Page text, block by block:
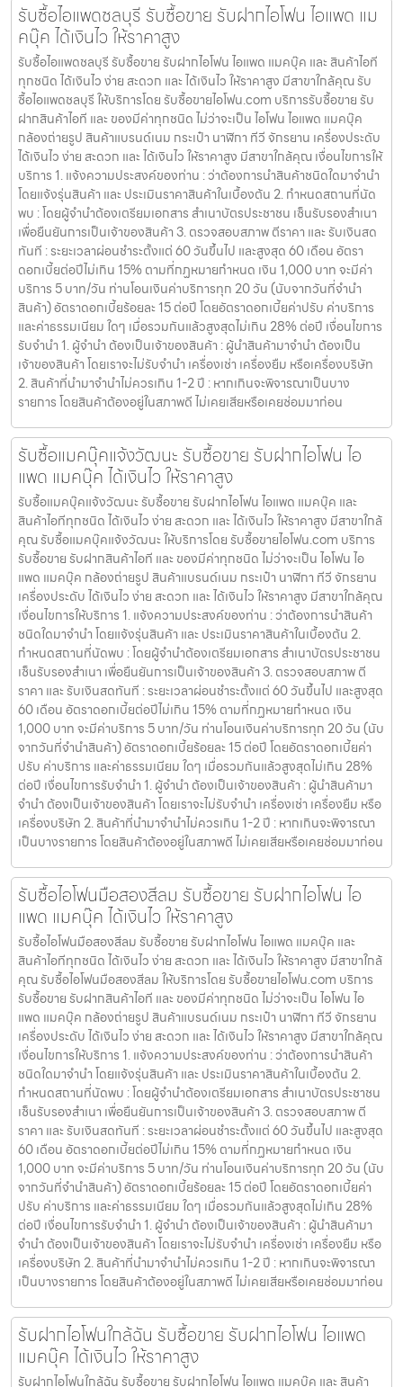
รับซื้อไอแพดชลบุรี รับซื้อขาย รับฝากไอโฟน ไอแพด แม
คบุ๊ค ได้เงินไว ให้ราคาสูง
รับซื้อไอแพดชลบุรี รับซื้อขาย รับฝากไอโฟน ไอแพด แมคบุ๊ค และ สินค้าไอที
ทุกชนิด ได้เงินไว ง่าย สะดวก และ ได้เงินไว ให้ราคาสูง มีสาขาใกล้คุณ รับ
ซื้อไอแพดชลบุรี ให้บริการโดย รับซื้อขายไอโฟน.com บริการรับซื้อขาย รับ
ฝากสินค้าไอที และ ของมีค่าทุกชนิด ไม่ว่าจะเป็น ไอโฟน ไอแพด แมคบุ๊ค
กล้องถ่ายรูป สินค้าแบรนด์เนม กระเป๋า นาฬิกา ทีวี จักรยาน เครื่องประดับ
ได้เงินไว ง่าย สะดวก และ ได้เงินไว ให้ราคาสูง มีสาขาใกล้คุณ เงื่อนไขการให้
บริการ 1. แจ้งความประสงค์ของท่าน : ว่าต้องการนำสินค้าชนิดใดมาจำนำ
โดยแจ้งรุ่นสินค้า และ ประเมินราคาสินค้าในเบื้องต้น 2. กำหนดสถานที่นัด
พบ : โดยผู้จำนำต้องเตรียมเอกสาร สำเนาบัตรประชาชน เซ็นรับรองสำเนา
เพื่อยืนยันการเป็นเจ้าของสินค้า 3. ตรวจสอบสภาพ ตีราคา และ รับเงินสด
ทันที : ระยะเวลาผ่อนชำระตั้งแต่ 60 วันขึ้นไป และสูงสุด 60 เดือน อัตรา
ดอกเบี้ยต่อปีไม่เกิน 15% ตามที่กฏหมายกำหนด เงิน 1,000 บาท จะมีค่า
บริการ 5 บาท/วัน ท่านโอนเงินค่าบริการทุก 20 วัน (นับจากวันที่จำนำ
สินค้า) อัตราดอกเบี้ยร้อยละ 15 ต่อปี โดยอัตราดอกเบี้ยค่าปรับ ค่าบริการ
และค่าธรรมเนียม ใดๆ เมื่อรวมกันแล้วสูงสุดไม่เกิน 28% ต่อปี เงื่อนไขการ
รับจำนำ 1. ผู้จำนำ ต้องเป็นเจ้าของสินค้า : ผู้นำสินค้ามาจำนำ ต้องเป็น
เจ้าของสินค้า โดยเราจะไม่รับจำนำ เครื่องเช่า เครื่องยืม หรือเครื่องบริษัท
2. สินค้าที่นำมาจำนำไม่ควรเกิน 1-2 ปี : หากเกินจะพิจารณาเป็นบาง
รายการ โดยสินค้าต้องอยู่ในสภาพดี ไม่เคยเสียหรือเคยซ่อมมาก่อน
รับซื้อแมคบุ๊คแจ้งวัฒนะ รับซื้อขาย รับฝากไอโฟน ไอ
แพด แมคบุ๊ค ได้เงินไว ให้ราคาสูง
รับซื้อแมคบุ๊คแจ้งวัฒนะ รับซื้อขาย รับฝากไอโฟน ไอแพด แมคบุ๊ค และ
สินค้าไอทีทุกชนิด ได้เงินไว ง่าย สะดวก และ ได้เงินไว ให้ราคาสูง มีสาขาใกล้
คุณ รับซื้อแมคบุ๊คแจ้งวัฒนะ ให้บริการโดย รับซื้อขายไอโฟน.com บริการ
รับซื้อขาย รับฝากสินค้าไอที และ ของมีค่าทุกชนิด ไม่ว่าจะเป็น ไอโฟน ไอ
แพด แมคบุ๊ค กล้องถ่ายรูป สินค้าแบรนด์เนม กระเป๋า นาฬิกา ทีวี จักรยาน
เครื่องประดับ ได้เงินไว ง่าย สะดวก และ ได้เงินไว ให้ราคาสูง มีสาขาใกล้คุณ
เงื่อนไขการให้บริการ 1. แจ้งความประสงค์ของท่าน : ว่าต้องการนำสินค้า
ชนิดใดมาจำนำ โดยแจ้งรุ่นสินค้า และ ประเมินราคาสินค้าในเบื้องต้น 2.
กำหนดสถานที่นัดพบ : โดยผู้จำนำต้องเตรียมเอกสาร สำเนาบัตรประชาชน
เซ็นรับรองสำเนา เพื่อยืนยันการเป็นเจ้าของสินค้า 3. ตรวจสอบสภาพ ตี
ราคา และ รับเงินสดทันที : ระยะเวลาผ่อนชำระตั้งแต่ 60 วันขึ้นไป และสูงสุด
60 เดือน อัตราดอกเบี้ยต่อปีไม่เกิน 15% ตามที่กฏหมายกำหนด เงิน
1,000 บาท จะมีค่าบริการ 5 บาท/วัน ท่านโอนเงินค่าบริการทุก 20 วัน (นับ
จากวันที่จำนำสินค้า) อัตราดอกเบี้ยร้อยละ 15 ต่อปี โดยอัตราดอกเบี้ยค่า
ปรับ ค่าบริการ และค่าธรรมเนียม ใดๆ เมื่อรวมกันแล้วสูงสุดไม่เกิน 28%
ต่อปี เงื่อนไขการรับจำนำ 1. ผู้จำนำ ต้องเป็นเจ้าของสินค้า : ผู้นำสินค้ามา
จำนำ ต้องเป็นเจ้าของสินค้า โดยเราจะไม่รับจำนำ เครื่องเช่า เครื่องยืม หรือ
เครื่องบริษัท 2. สินค้าที่นำมาจำนำไม่ควรเกิน 1-2 ปี : หากเกินจะพิจารณา
เป็นบางรายการ โดยสินค้าต้องอยู่ในสภาพดี ไม่เคยเสียหรือเคยซ่อมมาก่อน
รับซื้อไอโฟนมือสองสีลม รับซื้อขาย รับฝากไอโฟน ไอ
แพด แมคบุ๊ค ได้เงินไว ให้ราคาสูง
รับซื้อไอโฟนมือสองสีลม รับซื้อขาย รับฝากไอโฟน ไอแพด แมคบุ๊ค และ
สินค้าไอทีทุกชนิด ได้เงินไว ง่าย สะดวก และ ได้เงินไว ให้ราคาสูง มีสาขาใกล้
คุณ รับซื้อไอโฟนมือสองสีลม ให้บริการโดย รับซื้อขายไอโฟน.com บริการ
รับซื้อขาย รับฝากสินค้าไอที และ ของมีค่าทุกชนิด ไม่ว่าจะเป็น ไอโฟน ไอ
แพด แมคบุ๊ค กล้องถ่ายรูป สินค้าแบรนด์เนม กระเป๋า นาฬิกา ทีวี จักรยาน
เครื่องประดับ ได้เงินไว ง่าย สะดวก และ ได้เงินไว ให้ราคาสูง มีสาขาใกล้คุณ
เงื่อนไขการให้บริการ 1. แจ้งความประสงค์ของท่าน : ว่าต้องการนำสินค้า
ชนิดใดมาจำนำ โดยแจ้งรุ่นสินค้า และ ประเมินราคาสินค้าในเบื้องต้น 2.
กำหนดสถานที่นัดพบ : โดยผู้จำนำต้องเตรียมเอกสาร สำเนาบัตรประชาชน
เซ็นรับรองสำเนา เพื่อยืนยันการเป็นเจ้าของสินค้า 3. ตรวจสอบสภาพ ตี
ราคา และ รับเงินสดทันที : ระยะเวลาผ่อนชำระตั้งแต่ 60 วันขึ้นไป และสูงสุด
60 เดือน อัตราดอกเบี้ยต่อปีไม่เกิน 15% ตามที่กฏหมายกำหนด เงิน
1,000 บาท จะมีค่าบริการ 5 บาท/วัน ท่านโอนเงินค่าบริการทุก 20 วัน (นับ
จากวันที่จำนำสินค้า) อัตราดอกเบี้ยร้อยละ 15 ต่อปี โดยอัตราดอกเบี้ยค่า
ปรับ ค่าบริการ และค่าธรรมเนียม ใดๆ เมื่อรวมกันแล้วสูงสุดไม่เกิน 28%
ต่อปี เงื่อนไขการรับจำนำ 1. ผู้จำนำ ต้องเป็นเจ้าของสินค้า : ผู้นำสินค้ามา
จำนำ ต้องเป็นเจ้าของสินค้า โดยเราจะไม่รับจำนำ เครื่องเช่า เครื่องยืม หรือ
เครื่องบริษัท 2. สินค้าที่นำมาจำนำไม่ควรเกิน 1-2 ปี : หากเกินจะพิจารณา
เป็นบางรายการ โดยสินค้าต้องอยู่ในสภาพดี ไม่เคยเสียหรือเคยซ่อมมาก่อน
รับฝากไอโฟนใกล้ฉัน รับซื้อขาย รับฝากไอโฟน ไอแพด
แมคบุ๊ค ได้เงินไว ให้ราคาสูง
รับฝากไอโฟนใกล้ฉัน รับซื้อขาย รับฝากไอโฟน ไอแพด แมคบุ๊ค และ สินค้า